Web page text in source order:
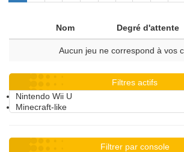
Nom Degré d'attente
Aucun jeu ne correspond à vos
Filtres actifs
Nintendo Wii U
Minecraft-like
Filtrer par console